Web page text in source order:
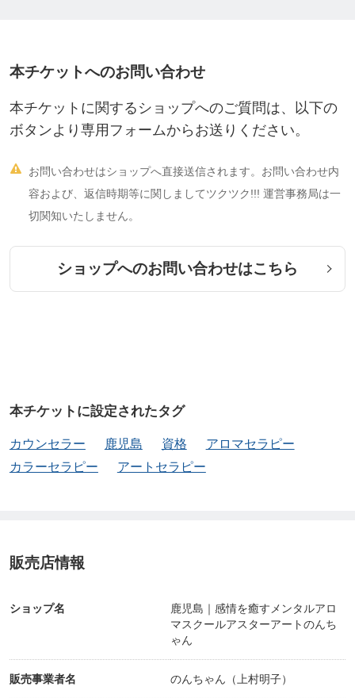
たくさんの学びと感じ方をいただけました。 まず
は自分自身に向けてアロマを使い、 周りの人にも
届けられるよう意識して過ごします。
時間になりました✨
カウンセラーとしての自信も持てそうです。 また
ずっと蓋をしていた心の部分が、 そっと開けられ
たように感じました。
少しずつ一歩進んでみたいと思えました。 オイル
30代 教員Mさん
そくやってみました✨
整体だけじゃなく、 セルフケアでもここまででき
るとは驚きです！
香りの感じ方にも変化があり、 「体が整う」とは
本チケットへのお問い合わせ
本チケットに関するショップへのご質問は、以下の
ボタンより専用フォームからお送りください。

お問い合わせはショップへ直接送信されます。お問い合わせ内
容および、返信時期等に関しましてツクツク!!! 運営事務局は一
切関知いたしません。
ショップへのお問い合わせはこちら
本チケットに設定されたタグ
カウンセラー 鹿児島 資格
アロマセラピー
カラーセラピー
アートセラピー
販売店情報
ショップ名
鹿児島｜感情を癒すメンタルアロ
マスクールアスターアートのんち
ゃん
販売事業者名 のんちゃん（上村明子）